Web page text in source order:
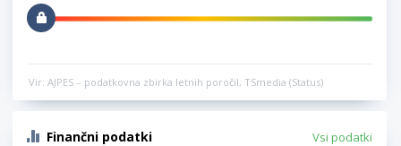
Vir: AJPES – podatkovna zbirka letnih poročil, TSmedia (Status)
Finančni podatki Vsi podatki